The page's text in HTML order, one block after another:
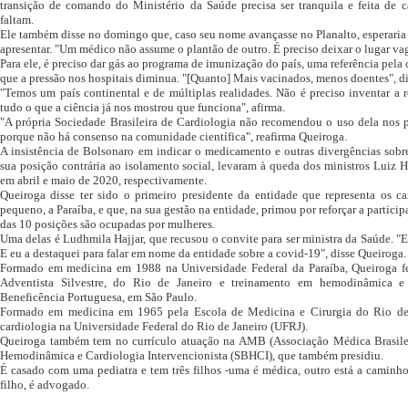
transição de comando do Ministério da Saúde precisa ser tranquila e feita de
faltam.
Ele também disse no domingo que, caso seu nome avançasse no Planalto,
apresentar. "Um médico não assume o plantão de outro. É preciso deixar o lugar
Para ele, é preciso dar gás ao programa de imunização do país, uma referência
que a pressão nos hospitais diminua. "[Quanto] Mais vacinados, menos doentes",
"Temos um país continental e de múltiplas realidades. Não é preciso inventar a
tudo o que a ciência já nos mostrou que funciona", afirma.
"A própria Sociedade Brasileira de Cardiologia não recomendou o uso dela nos
porque não há consenso na comunidade científica", reafirma Queiroga.
A insistência de Bolsonaro em indicar o medicamento e outras divergências
sua posição contrária ao isolamento social, levaram à queda dos ministros Luiz
em abril e maio de 2020, respectivamente.
Queiroga disse ter sido o primeiro presidente da entidade que representa os
pequeno, a Paraíba, e que, na sua gestão na entidade, primou por reforçar a
das 10 posições são ocupadas por mulheres.
Uma delas é Ludhmila Hajjar, que recusou o convite para ser ministra da Saúde.
E eu a destaquei para falar em nome da entidade sobre a covid-19", disse Queiroga.
Formado em medicina em 1988 na Universidade Federal da Paraíba, Queiroga
Adventista Silvestre, do Rio de Janeiro e treinamento em hemodinâmica
Beneficência Portuguesa, em São Paulo.
Formado em medicina em 1965 pela Escola de Medicina e Cirurgia do Rio
cardiologia na Universidade Federal do Rio de Janeiro (UFRJ).
Queiroga também tem no currículo atuação na AMB (Associação Médica
Hemodinâmica e Cardiologia Intervencionista (SBHCI), que também presidiu.
É casado com uma pediatra e tem três filhos -uma é médica, outro está a
filho, é advogado.